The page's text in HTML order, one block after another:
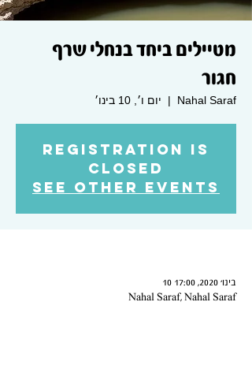
מטיילים ביחד בנחלי שרף
חגור
יום ו׳, 10 בינו׳
  |
Nahal Saraf
Registration is
Closed
See other events
10 בינו׳ 2020, 17:00
Nahal Saraf, Nahal Saraf